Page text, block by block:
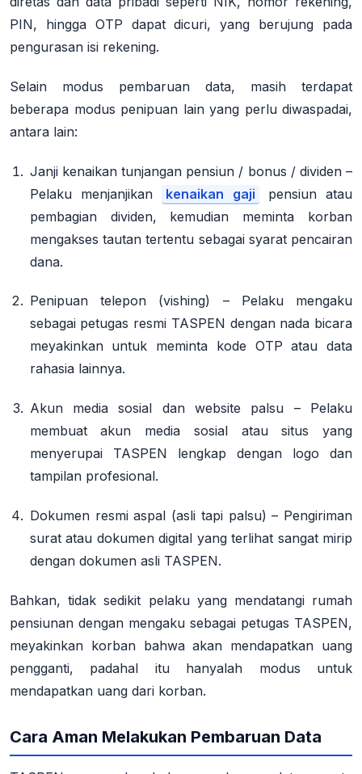
PIN, hingga OTP dapat dicuri, yang berujung pada
pengurasan isi rekening.
Selain modus pembaruan data, masih terdapat
beberapa modus penipuan lain yang perlu diwaspadai,
antara lain:
Janji kenaikan tunjangan pensiun / bonus / dividen–
Pelaku menjanjikan
kenaikan gaji
pensiun atau
pembagian dividen, kemudian meminta korban
mengakses tautan tertentu sebagai syarat pencairan
dana.
Penipuan telepon (vishing) – Pelaku mengaku
sebagai petugas resmi TASPEN dengan nada bicara
meyakinkan untuk meminta kode OTP atau data
rahasia lainnya.
Akun media sosial dan website palsu – Pelaku
membuat akun media sosial atau situs yang
menyerupai TASPEN lengkap dengan logo dan
tampilan profesional.
Dokumen resmi aspal (asli tapi palsu) – Pengiriman
surat atau dokumen digital yang terlihat sangat mirip
dengan dokumen asli TASPEN.
Bahkan, tidak sedikit pelaku yang mendatangi rumah
pensiunan dengan mengaku sebagai petugas TASPEN,
meyakinkan korban bahwa akan mendapatkan uang
pengganti, padahal itu hanyalah modus untuk
mendapatkan uang dari korban.
Cara Aman Melakukan Pembaruan Data